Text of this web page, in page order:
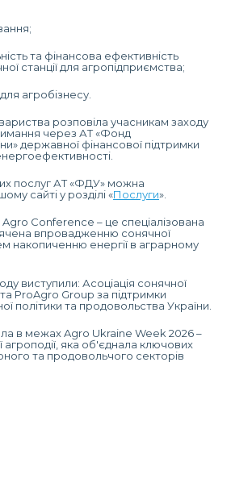
та фінансова ефективність
станції для агропідприємства;
агробізнесу.
розповіла учасникам заходу
через АТ «Фонд
державної фінансової підтримки
послуг АТ «ФДУ» можна
сайті у розділі «Послуги».
Conference – це спеціалізована
впровадженню сонячної
накопиченню енергії в аграрному
виступили: Асоціація сонячної
ProAgro Group за підтримки
політики та продовольства України.
в межах Agro Ukraine Week 2026 –
агроподії, яка об'єднала ключових
та продовольчого секторів